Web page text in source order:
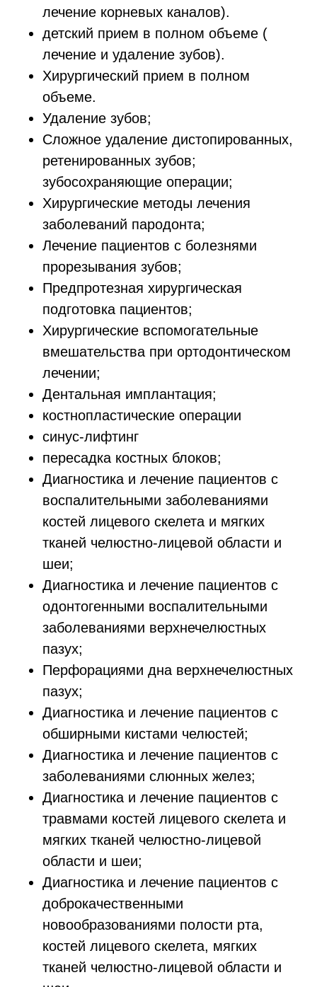
лечение корневых каналов).
детский прием в полном объеме (
лечение и удаление зубов).
Хирургический прием в полном
объеме.
Удаление зубов;
Сложное удаление дистопированных,
ретенированных зубов;
зубосохраняющие операции;
Хирургические методы лечения
заболеваний пародонта;
Лечение пациентов с болезнями
прорезывания зубов;
Предпротезная хирургическая
подготовка пациентов;
Хирургические вспомогательные
вмешательства при ортодонтическом
лечении;
Дентальная имплантация;
костнопластические операции
синус-лифтинг
пересадка костных блоков;
Диагностика и лечение пациентов с
воспалительными заболеваниями
костей лицевого скелета и мягких
тканей челюстно-лицевой области и
шеи;
Диагностика и лечение пациентов с
одонтогенными воспалительными
заболеваниями верхнечелюстных
пазух;
Перфорациями дна верхнечелюстных
пазух;
Диагностика и лечение пациентов с
обширными кистами челюстей;
Диагностика и лечение пациентов с
заболеваниями слюнных желез;
Диагностика и лечение пациентов с
травмами костей лицевого скелета и
мягких тканей челюстно-лицевой
области и шеи;
Диагностика и лечение пациентов с
доброкачественными
новообразованиями полости рта,
костей лицевого скелета, мягких
тканей челюстно-лицевой области и